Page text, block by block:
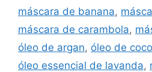
máscara de banana,
máscara de carambola,
óleo de argan, óleo de coco
óleo essencial de lavanda,